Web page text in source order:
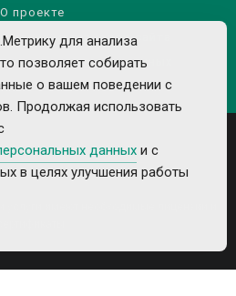
О проекте
материалов сайта
персональных данных
услуги имеют необходимые лицензии и
для анализа
позволяет собирать
о вашем поведении с
Продолжая использовать
данных и с
в целях улучшения работы